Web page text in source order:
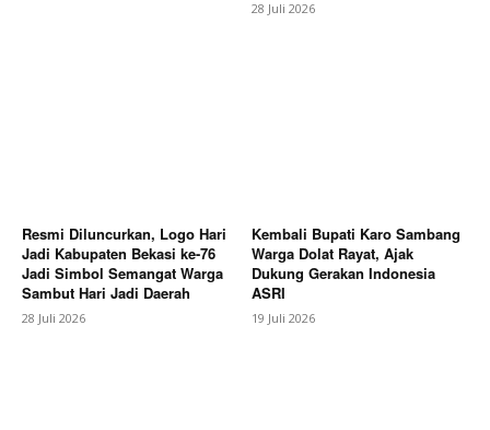
28 Juli 2026
Resmi Diluncurkan, Logo Hari
Jadi Kabupaten Bekasi ke-76
Jadi Simbol Semangat Warga
Sambut Hari Jadi Daerah
28 Juli 2026
Kembali Bupati Karo Sambang
Warga Dolat Rayat, Ajak
Dukung Gerakan Indonesia
ASRI
19 Juli 2026